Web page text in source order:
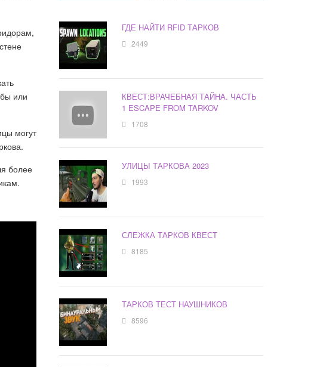
или
могут
более
ГДЕ НАЙТИ RFID ТАРКОВ
2449
КВЕСТ:ВРАЧЕБНАЯ ТАЙНА. ЧАСТЬ
1 ESCAPE FROM TARKOV
1708
УЛИЦЫ ТАРКОВА 2023
1993
СЛЕЖКА ТАРКОВ КВЕСТ
8185
ТАРКОВ ТЕСТ НАУШНИКОВ
8596